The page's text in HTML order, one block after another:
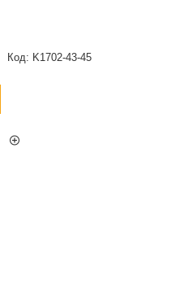
Код: K1702-43-45